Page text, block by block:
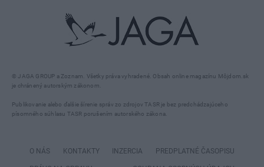
© JAGA GROUP a Zoznam. Všetky práva vyhradené. Obsah online magazínu Môjdom.sk
je chránený autorským zákonom.
Publikovanie alebo ďalšie šírenie správ zo zdrojov TASR je bez predchádzajúceho
písomného súhlasu TASR porušením autorského zákona.
O NÁS KONTAKTY INZERCIA PREDPLATNÉ ČASOPISU